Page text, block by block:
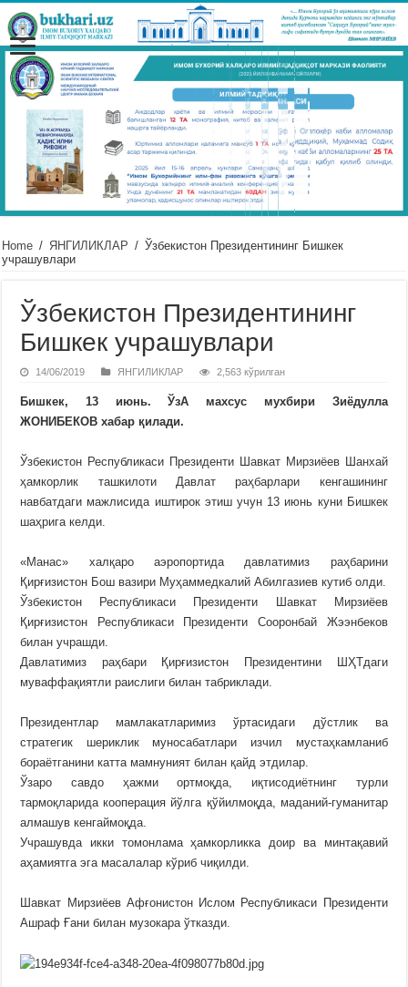
Home / ЯНГИЛИКЛАР / Ўзбекистон Президентининг Бишкек
учрашувлари
Ўзбекистон Президентининг
Бишкек учрашувлари
14/06/2019 ЯНГИЛИКЛАР 2,563 кўрилган
Бишкек, 13 июнь. ЎзА махсус мухбири Зиёдулла
ЖОНИБЕКОВ хабар қилади.
Ўзбекистон Республикаси Президенти Шавкат Мирзиёев Шанхай
ҳамкорлик ташкилоти Давлат раҳбарлари кенгашининг
навбатдаги мажлисида иштирок этиш учун 13 июнь куни Бишкек
шаҳрига келди.
«Манас» халқаро аэропортида давлатимиз раҳбарини
Қирғизистон Бош вазири Муҳаммедкалий Абилгазиев кутиб олди.
Ўзбекистон Республикаси Президенти Шавкат Мирзиёев
Қирғизистон Республикаси Президенти Сооронбай Жээнбеков
билан учрашди.
Давлатимиз раҳбари Қирғизистон Президентини ШҲТдаги
муваффақиятли раислиги билан табриклади.
Президентлар мамлакатларимиз ўртасидаги дўстлик ва
стратегик шериклик муносабатлари изчил мустаҳкамланиб
бораётганини катта мамнуният билан қайд этдилар.
Ўзаро савдо ҳажми ортмоқда, иқтисодиётнинг турли
тармоқларида кооперация йўлга қўйилмоқда, маданий-гуманитар
алмашув кенгаймоқда.
Учрашувда икки томонлама ҳамкорликка доир ва минтақавий
аҳамиятга эга масалалар кўриб чиқилди.
Шавкат Мирзиёев Афғонистон Ислом Республикаси Президенти
Ашраф Ғани билан музокара ўтказди.